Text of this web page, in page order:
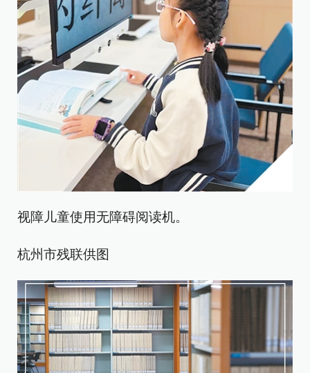
视障儿童使用无障碍阅读机。
杭州市残联供图